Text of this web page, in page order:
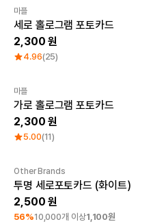
마플
세로 홀로그램 포토카드
2,300
4.96(25)
마플
가로 홀로그램 포토카드
2,300
5.00(11)
최소 주문수량 1개
Other Brands
투명 세로포토카드 (화이트)
2,500
56%10,000개 이상1,100원
인기 브랜드